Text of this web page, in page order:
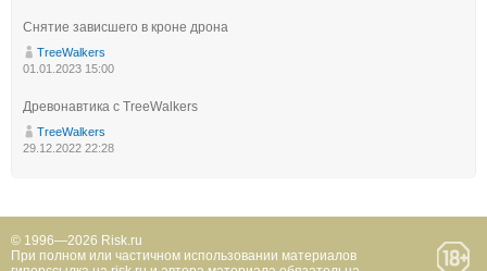
Снятие зависшего в кроне дрона
TreeWalkers
01.01.2023 15:00
Древонавтика с TreeWalkers
TreeWalkers
29.12.2022 22:28
© 1996—2026 Risk.ru
При полном или частичном использовании материалов